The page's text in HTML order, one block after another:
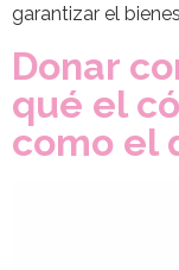
garantizar el
Donar
qué el
como el